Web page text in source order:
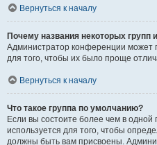
Вернуться к началу
Почему названия некоторых групп
Администратор конференции может
для того, чтобы их было проще
Вернуться к началу
Что такое группа по умолчанию?
Если вы состоите более чем в
используется для того, чтобы
должны быть вам присвоены.